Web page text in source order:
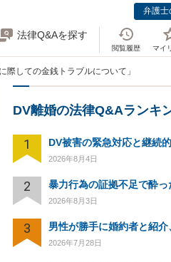
弁護士
法律Q&Aを探す
閲覧履歴 マイ
際しての金銭トラブルについて」
DV離婚の法律Q&Aランキ
1
2026年8月4日
2
2026年8月3日
3
2026年7月28日